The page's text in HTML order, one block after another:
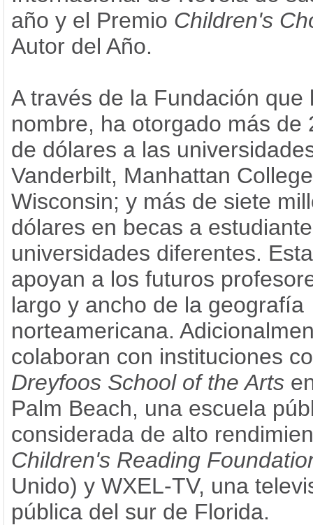
año y el Premio Children's
Autor del Año.
A través de la Fundación que
nombre, ha otorgado más de
de dólares a las
Vanderbilt, Manhattan
Wisconsin; y más de siete
dólares en becas a
universidades diferentes.
apoyan a los futuros
largo y ancho de la geografía
norteamericana.
colaboran con instituciones
Dreyfoos School of the Arts
Palm Beach, una escuela
considerada de alto
Children's Reading
Unido) y WXEL-TV, una
pública del sur de Florida.